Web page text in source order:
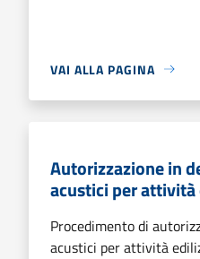
VAI ALLA PAGINA
Autorizzazione in
acustici per
Procedimento di
acustici per attività